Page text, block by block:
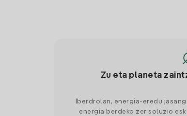
Zu eta planeta
Iberdrolan, energia-eredu
energia berdeko zer soluzio